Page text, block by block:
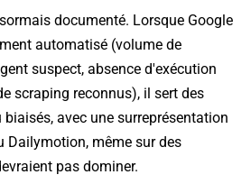
documenté. Lorsque Google
automatisé (volume de
suspect, absence d'exécution
scraping reconnus), il sert des
avec une surreprésentation
Dailymotion, même sur des
pas dominer.